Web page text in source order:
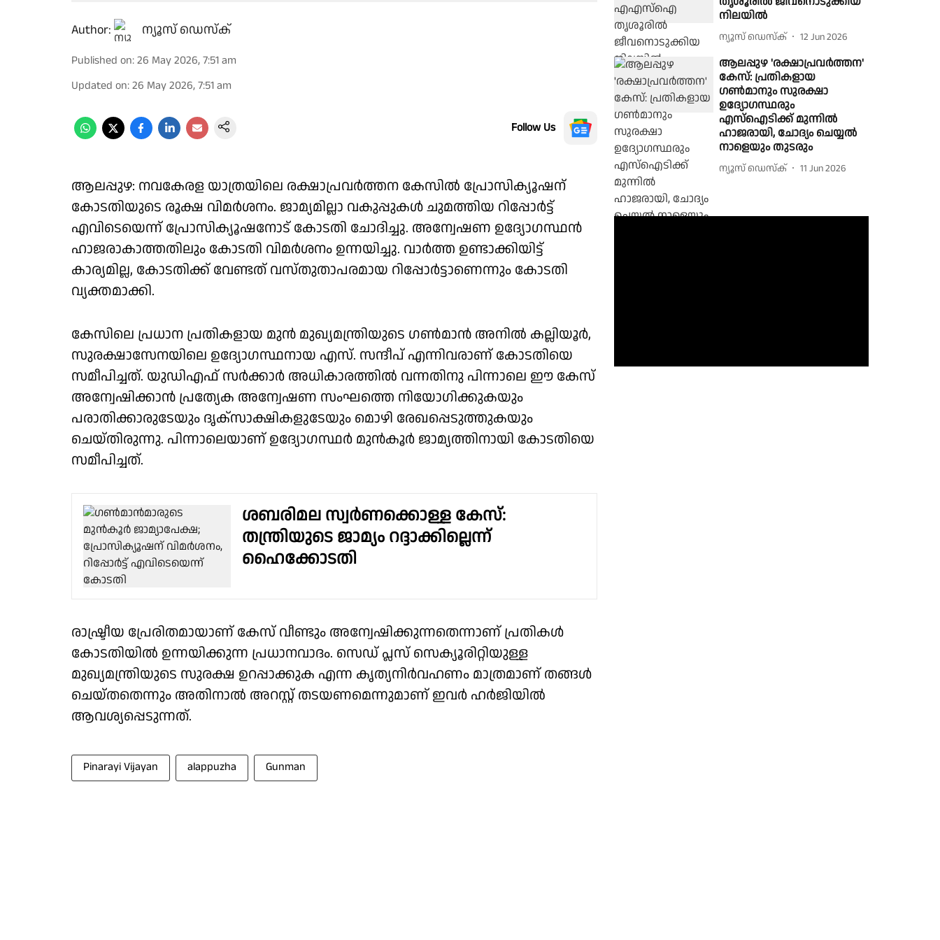
Author: ന്യൂസ് ഡെസ്ക്
Published on:26 May 2026, 7:51 am
Updated on:26 May 2026, 7:51 am
Follow Us
ആലപ്പുഴ: നവകേരള യാത്രയിലെ രക്ഷാപ്രവർത്തന കേസിൽ പ്രോസിക്യൂഷന്
കോടതിയുടെ രൂക്ഷ വിമർശനം. ജാമ്യമില്ലാ വകുപ്പുകൾ ചുമത്തിയ റിപ്പോർട്ട്
എവിടെയെന്ന് പ്രോസിക്യൂഷനോട് കോടതി ചോദിച്ചു. അന്വേഷണ ഉദ്യോഗസ്ഥൻ
ഹാജരാകാത്തതിലും കോടതി വിമർശനം ഉന്നയിച്ചു. വാർത്ത ഉണ്ടാക്കിയിട്ട്
കാര്യമില്ല, കോടതിക്ക് വേണ്ടത് വസ്‌തുതാപരമായ റിപ്പോർട്ടാണെന്നും കോടതി
വ്യക്തമാക്കി.
കേസിലെ പ്രധാന പ്രതികളായ മുൻ മുഖ്യമന്ത്രിയുടെ ഗൺമാൻ അനിൽ കല്ലിയൂർ,
സുരക്ഷാസേനയിലെ ഉദ്യോഗസ്ഥനായ എസ്. സന്ദീപ് എന്നിവരാണ് കോടതിയെ
സമീപിച്ചത്. യുഡിഎഫ് സർക്കാർ അധികാരത്തിൽ വന്നതിനു പിന്നാലെ ഈ കേസ്
അന്വേഷിക്കാൻ പ്രത്യേക അന്വേഷണ സംഘത്തെ നിയോഗിക്കുകയും
പരാതിക്കാരുടേയും ദൃക്‌സാക്ഷികളുടേയും മൊഴി രേഖപ്പെടുത്തുകയും
ചെയ്തിരുന്നു. പിന്നാലെയാണ് ഉദ്യോഗസ്ഥർ മുൻകൂർ ജാമ്യത്തിനായി കോടതിയെ
സമീപിച്ചത്.
ശബരിമല സ്വർണക്കൊള്ള കേസ്:
തന്ത്രിയുടെ ജാമ്യം റദ്ദാക്കില്ലെന്ന്
ഹൈക്കോടതി
രാഷ്ട്രീയ പ്രേരിതമായാണ് കേസ് വീണ്ടും അന്വേഷിക്കുന്നതെന്നാണ് പ്രതികൾ
കോടതിയിൽ ഉന്നയിക്കുന്ന പ്രധാനവാദം. സെഡ് പ്ലസ് സെക്യൂരിറ്റിയുള്ള
മുഖ്യമന്ത്രിയുടെ സുരക്ഷ ഉറപ്പാക്കുക എന്ന കൃത്യനിർവഹണം മാത്രമാണ് തങ്ങൾ
ചെയ്തതെന്നും അതിനാൽ അറസ്റ്റ് തടയണമെന്നുമാണ് ഇവർ ഹർജിയിൽ
ആവശ്യപ്പെടുന്നത്.
Pinarayi Vijayan alappuzha Gunman
നിലയിൽ
ന്യൂസ് ഡെസ്ക് 12 Jun 2026
ആലപ്പുഴ 'രക്ഷാപ്രവർത്തന'
കേസ്: പ്രതികളായ
ഗൺമാനും സുരക്ഷാ
ഉദ്യോഗസ്ഥരും
എസ്ഐടിക്ക് മുന്നിൽ
ഹാജരായി, ചോദ്യം ചെയ്യൽ
നാളെയും തുടരും
ന്യൂസ് ഡെസ്ക് 11 Jun 2026